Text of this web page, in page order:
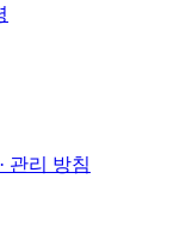
관리 방침